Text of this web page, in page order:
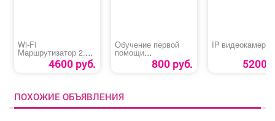
Wi-Fi
Маршрутизатор 2.4 /
5 ГГц (1000 Мбит/с)
4600 руб.
Обучение первой
помощи
пострадавшим на
производстве800 руб.
IP видеокaмepa
5200
ПОХОЖИЕ ОБЪЯВЛЕНИЯ